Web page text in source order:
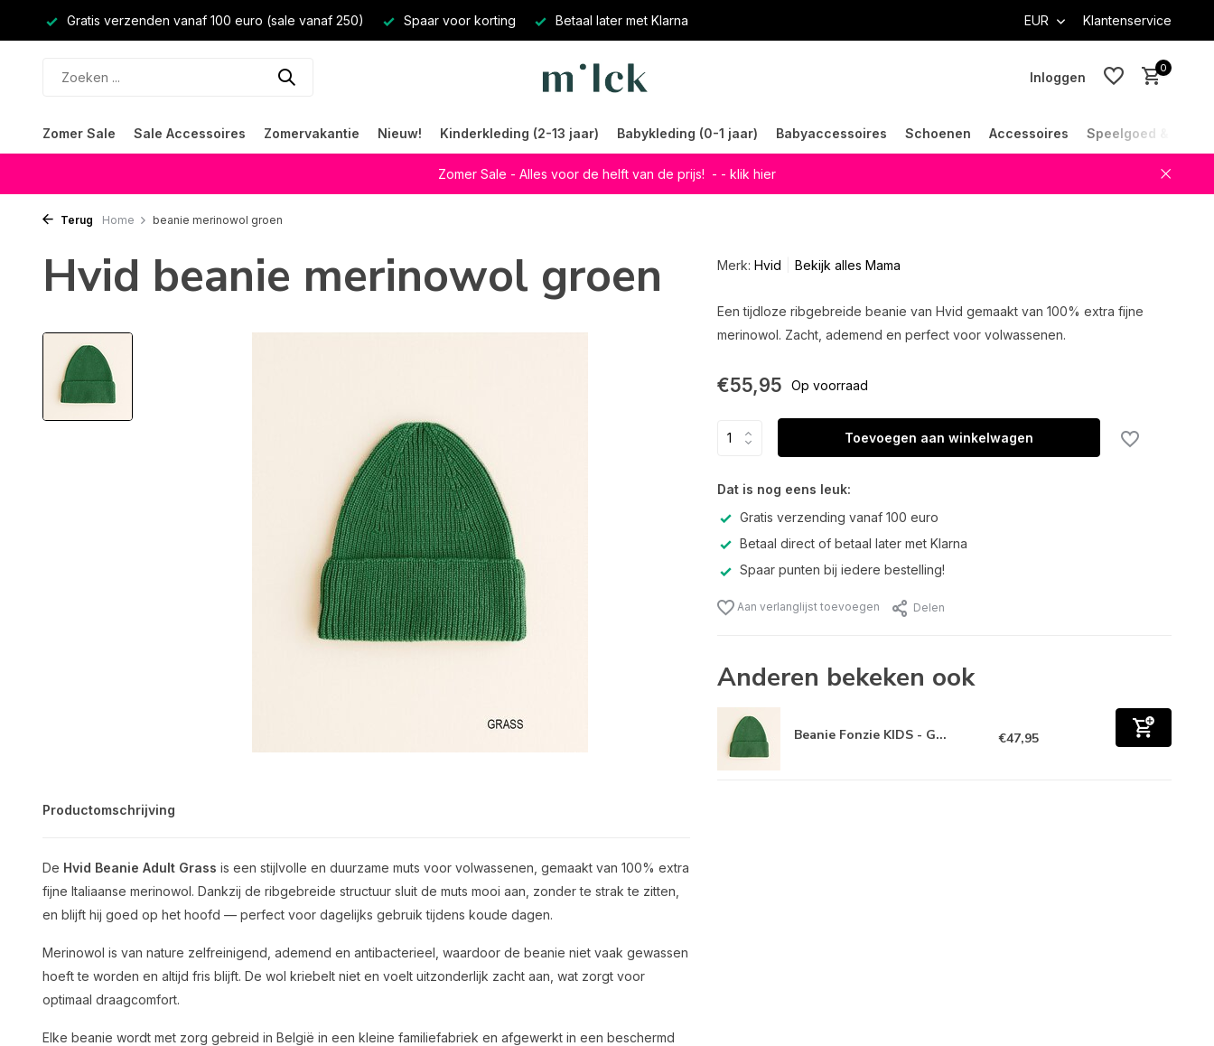
Gratis verzenden vanaf 100 euro (sale vanaf 250) Spaar voor korting Betaal later met Klarna EUR Klantenservice
Inloggen
0
Zomer Sale Sale Accessoires Zomervakantie Nieuw! Kinderkleding (2-13 jaar) Babykleding (0-1 jaar) Babyaccessoires Schoenen Accessoires Speelgoed &
Zomer Sale - Alles voor de helft van de prijs! - - klik hier
Terug Home beanie merinowol groen
Hvid beanie merinowol groen
Productomschrijving
De Hvid Beanie Adult Grass is een stijlvolle en duurzame muts voor volwassenen, gemaakt van 100% extra
fijne Italiaanse merinowol. Dankzij de ribgebreide structuur sluit de muts mooi aan, zonder te strak te zitten,
en blijft hij goed op het hoofd — perfect voor dagelijks gebruik tijdens koude dagen.
Merinowol is van nature zelfreinigend, ademend en antibacterieel, waardoor de beanie niet vaak gewassen
hoeft te worden en altijd fris blijft. De wol kriebelt niet en voelt uitzonderlijk zacht aan, wat zorgt voor
optimaal draagcomfort.
Elke beanie wordt met zorg gebreid in België in een kleine familiefabriek en afgewerkt in een beschermd
Merk: Hvid Bekijk alles Mama
Een tijdloze ribgebreide beanie van Hvid gemaakt van 100% extra fijne
merinowol. Zacht, ademend en perfect voor volwassenen.
€55,95 Op voorraad
Toevoegen aan winkelwagen
Dat is nog eens leuk:
Gratis verzending vanaf 100 euro
Betaal direct of betaal later met Klarna
Spaar punten bij iedere bestelling!
Aan verlanglijst toevoegen Delen
Anderen bekeken ook
Beanie Fonzie KIDS - G... €47,95